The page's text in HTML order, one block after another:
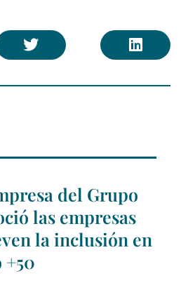
del Grupo
las empresas
la inclusión en
+50